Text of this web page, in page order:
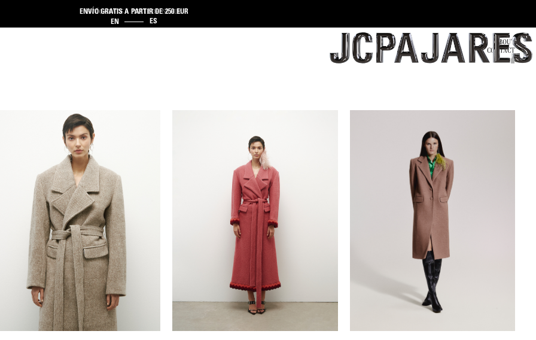
ENVÍO GRATIS A PARTIR DE 250 EUR
ENVÍO GRATIS A PARTIR DE 250 EUR
EN ES
ABOUT
CONTACT